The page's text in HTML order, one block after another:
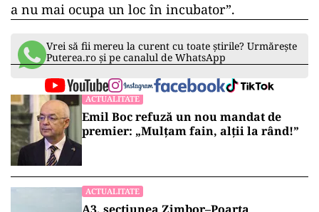
a nu mai ocupa un loc în incubator”.
Vrei să fii mereu la curent cu toate știrile? Urmărește
Puterea.ro și pe canalul de WhatsApp
ACTUALITATE
Emil Boc refuză un nou mandat de
premier: „Mulțam fain, alții la rând!”
ACTUALITATE